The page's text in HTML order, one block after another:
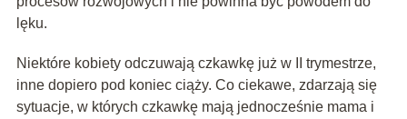
lęku.
Niektóre kobiety odczuwają czkawkę już w II trymestrze,
inne dopiero pod koniec ciąży. Co ciekawe, zdarzają się
sytuacje, w których czkawkę mają jednocześnie mama i